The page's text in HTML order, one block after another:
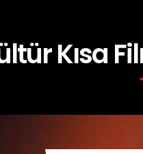
Kısa